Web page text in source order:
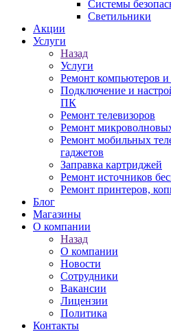
Системы
Светильники
Акции
Услуги
Назад
Услуги
Ремонт компьютеров и
Подключение и
ПК
Ремонт телевизоров
Ремонт
Ремонт мобильных
гаджетов
Заправка картриджей
Ремонт источников
Ремонт принтеров,
Блог
Магазины
О компании
Назад
О компании
Новости
Сотрудники
Вакансии
Лицензии
Политика
Контакты